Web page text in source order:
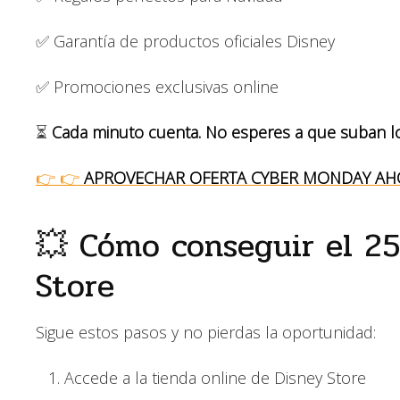
✅ Garantía de productos oficiales Disney
✅ Promociones exclusivas online
⏳ Cada minuto cuenta. No esperes a que suban
👉 👉 APROVECHAR OFERTA CYBER MONDAY
💥 Cómo conseguir el
Store
Sigue estos pasos y no pierdas la oportunidad:
Accede a la tienda online de Disney Store